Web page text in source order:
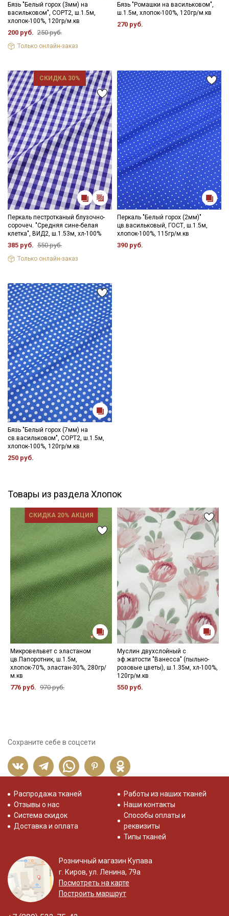
Бязь "Белый горох (3мм) на
васильковом", СОРТ2, ш.1.5м,
хлопок-100%, 120гр/м.кв
200 руб. 250 руб.
Только онлайн-заказ
Бязь "Ромашки на васильковом",
ш.1.5м, хлопок-100%, 120гр/м.кв
270 руб.
СКИДКА 30%
Перкаль пестротканый блузочно-
сорочеч. "Средняя сине-белая
клетка", ВИД2, ш.1.53м, хл-100%
385 руб. 550 руб.
Только онлайн-заказ
Перкаль "Белый горох (2мм)"
цв.васильковый, ГОСТ, ш.1.5м,
хлопок-100%, 115гр/м.кв
390 руб.
Бязь "Белый горох (7мм) на
св.васильковом", СОРТ2, ш.1.5м,
хлопок-100%, 120гр/м.кв
250 руб.
Товары из раздела Хлопок
СКИДКА 20% АКЦИЯ
Микровельвет с эластаном
цв.Папоротник, ш.1.5м,
хлопок-70%, эластан-30%, 280гр/
м.кв
776 руб. 970 руб.
Муслин двухслойный с
эф.жатости "Ванесса" (пыльно-
розовые цветы), ш.1.35м, хл-100%,
120гр/м.кв
550 руб.
Сохраните себе в соцсети
Распродажа тканей
Отзывы о нас
Система скидок
Доставка и оплата
Работы из наших тканей
Наши контакты
Способы оплаты и
реквизиты
Типы тканей
Розничный магазин Купава
г. Киров, ул. Ленина, 79а
Посмотреть на карте
Построить маршрут